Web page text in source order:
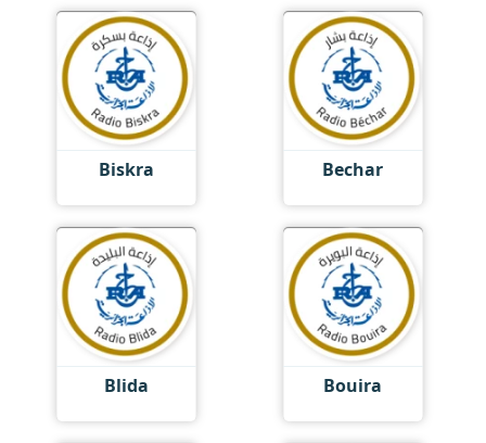
Biskra Bechar
Blida Bouira